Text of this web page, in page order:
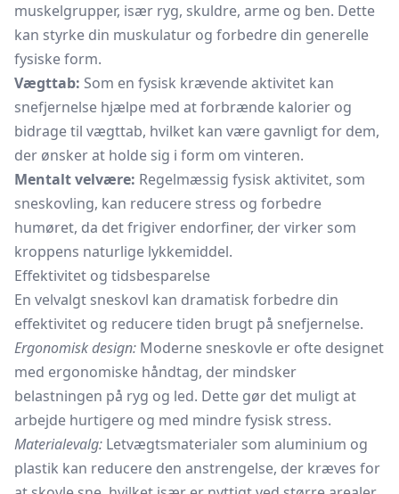
muskelgrupper, især ryg, skuldre, arme og ben. Dette
kan styrke din muskulatur og forbedre din generelle
fysiske form.
Vægttab: Som en fysisk krævende aktivitet kan
snefjernelse hjælpe med at forbrænde kalorier og
bidrage til vægttab, hvilket kan være gavnligt for dem,
der ønsker at holde sig i form om vinteren.
Mentalt velvære: Regelmæssig fysisk aktivitet, som
sneskovling, kan reducere stress og forbedre
humøret, da det frigiver endorfiner, der virker som
kroppens naturlige lykkemiddel.
Effektivitet og tidsbesparelse
En velvalgt sneskovl kan dramatisk forbedre din
effektivitet og reducere tiden brugt på snefjernelse.
Ergonomisk design: Moderne sneskovle er ofte designet
med ergonomiske håndtag, der mindsker
belastningen på ryg og led. Dette gør det muligt at
arbejde hurtigere og med mindre fysisk stress.
Materialevalg: Letvægtsmaterialer som aluminium og
plastik kan reducere den anstrengelse, der kræves for